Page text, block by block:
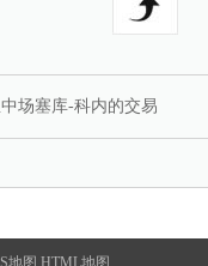
场塞库-科内的交易
地图 HTML地图